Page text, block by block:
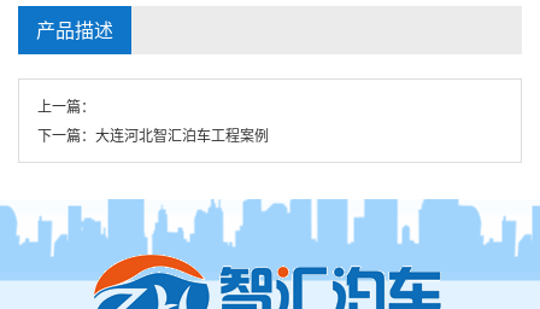
产品描述
上一篇：
下一篇： 大连河北智汇泊车工程案例